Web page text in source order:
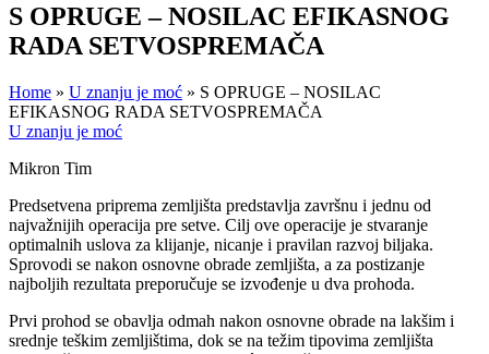
S OPRUGE – NOSILAC EFIKASNOG
RADA SETVOSPREMAČA
Home » U znanju je moć » S OPRUGE – NOSILAC
EFIKASNOG RADA SETVOSPREMAČA
U znanju je moć
Mikron Tim
Predsetvena priprema zemljišta predstavlja završnu i jednu od
najvažnijih operacija pre setve. Cilj ove operacije je stvaranje
optimalnih uslova za klijanje, nicanje i pravilan razvoj biljaka.
Sprovodi se nakon osnovne obrade zemljišta, a za postizanje
najboljih rezultata preporučuje se izvođenje u dva prohoda.
Prvi prohod se obavlja odmah nakon osnovne obrade na lakšim i
srednje teškim zemljištima, dok se na težim tipovima zemljišta